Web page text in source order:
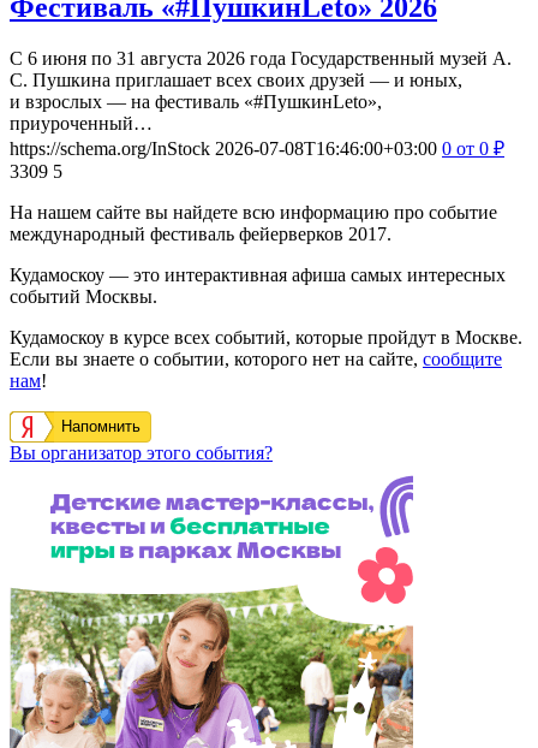
Фестиваль «#ПушкинLeto» 2026
С 6 июня по 31 августа 2026 года Государственный музей А.
С. Пушкина приглашает всех своих друзей — и юных,
и взрослых — на фестиваль «#ПушкинLeto»,
приуроченный…
https://schema.org/InStock 2026-07-08T16:46:00+03:00 0 от 0 ₽
3309 5
На нашем сайте вы найдете всю информацию про событие
международный фестиваль фейерверков 2017.
Кудамоскоу — это интерактивная афиша самых интересных
событий Москвы.
Кудамоскоу в курсе всех событий, которые пройдут в Москве.
Если вы знаете о событии, которого нет на сайте, сообщите
нам!
Напомнить
Вы организатор этого события?